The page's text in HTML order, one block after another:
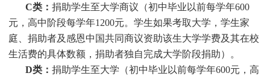
C类： 捐助学生至大学商议（初中毕业以前每学年600
元，高中阶段每学年1200元。 学生如果考取大学， 学生家
庭、捐助者及感恩中国共同商议资助该生大学学费及其在校
生活费的具体数额，捐助者独自完成大学阶段捐助）。
D类： 捐助学生至大学（初中毕业以前每学年600元，高